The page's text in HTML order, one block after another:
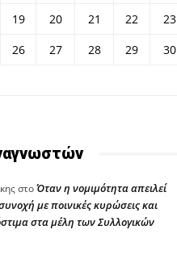
19 20 21 22
23
26 27 28 29
30
στοΌταν η νομιμότητα απειλεί
με ποινικές κυρώσεις και
στα μέλη των Συλλογικών